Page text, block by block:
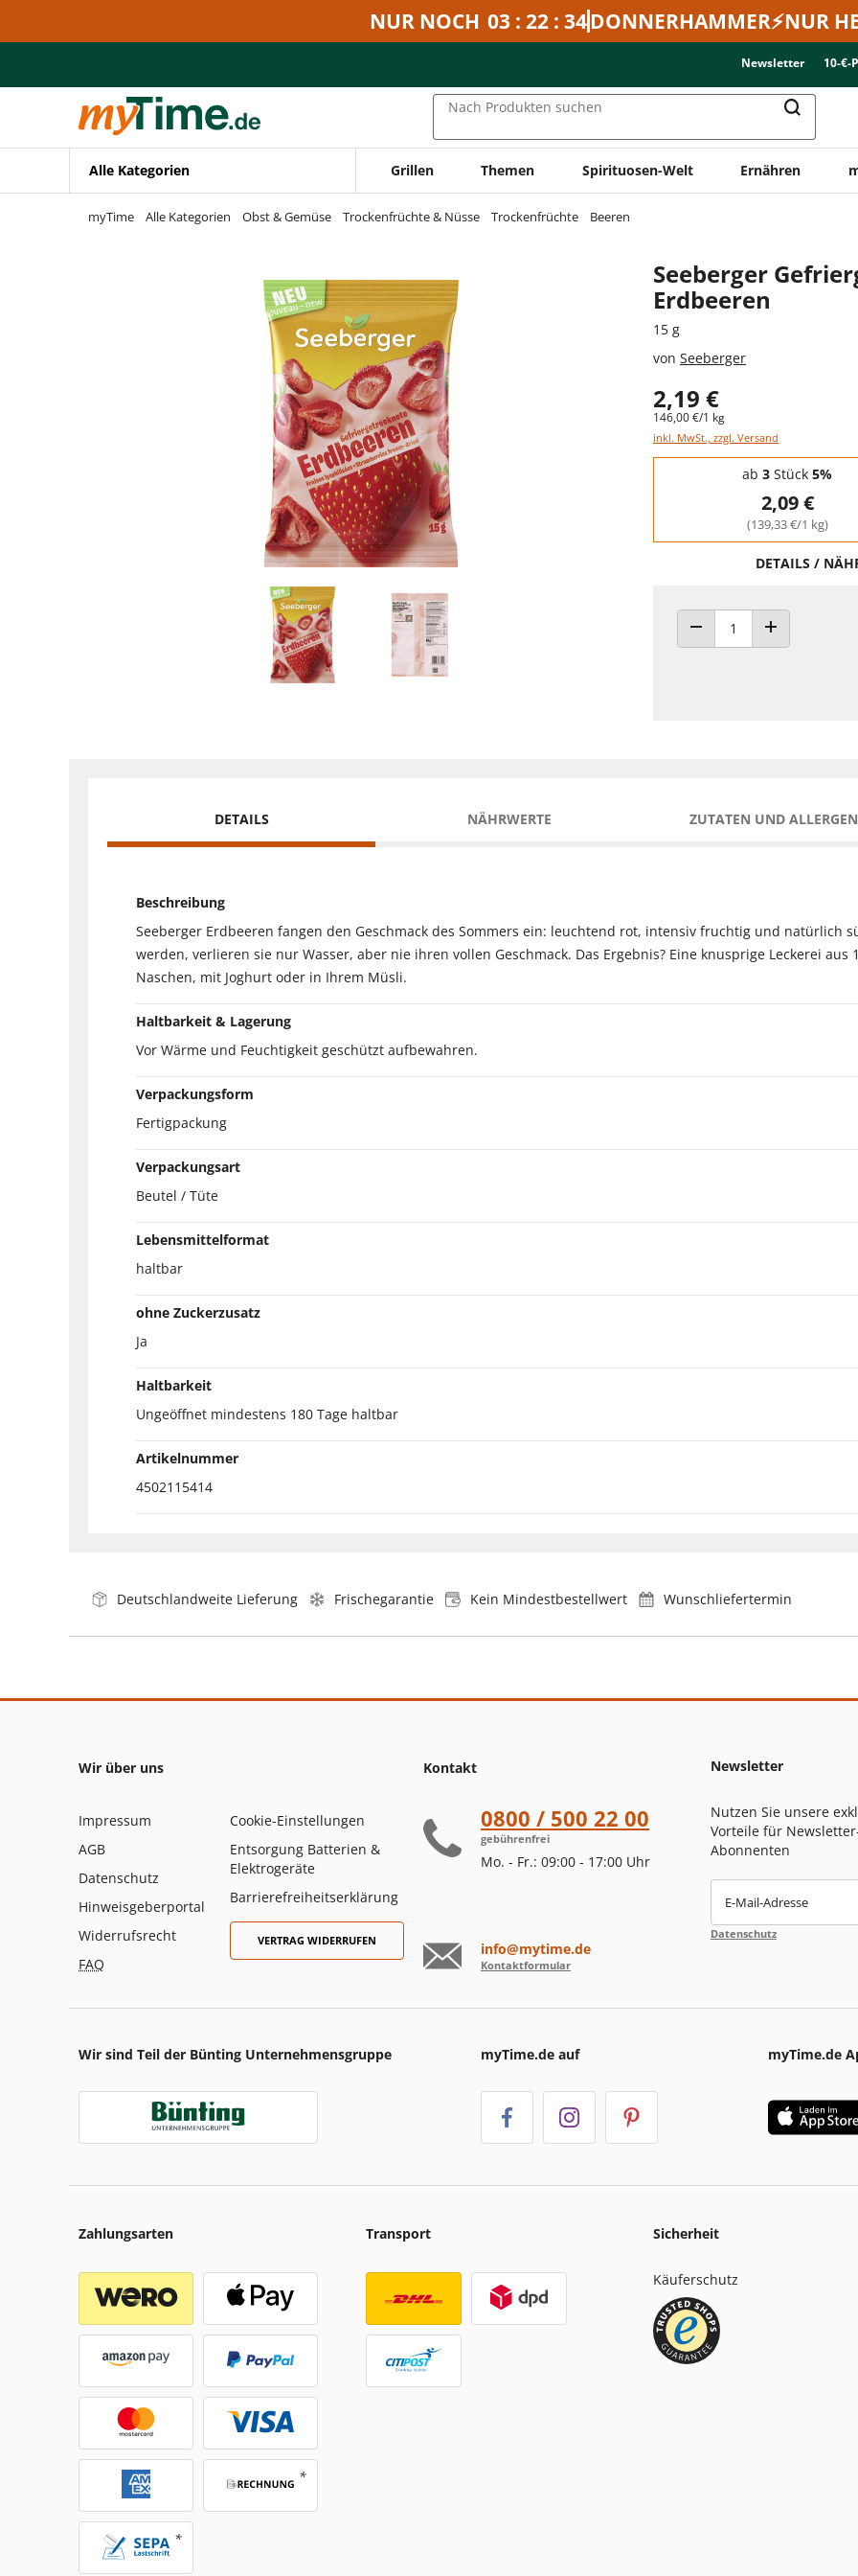
Zur Navigation springen
NUR NOCH 03 : 22 : 34DONNERHAMMER⚡NUR
Newsletter 10-€-
Nach Produkten suchen
Alle Kategorien Grillen Themen Spirituosen-Welt Ernähren
myTime Alle Kategorien Obst & Gemüse Trockenfrüchte & Nüsse Trockenfrüchte Beeren
Seeberger
Erdbeeren
15 g
von Seeberger
2,19 €
146,00 €/1 kg
inkl. MwSt., zzgl. Versand
Staffelpreise - Mengenrabatt
ab 3 Stück 5%
2,09 €
(139,33 €/1 kg)
DETAILS /
ANZAHL VERRINGERN
ANZAHL
DETAILS NÄHRWERTE ZUTATEN UND
Beschreibung
Seeberger Erdbeeren fangen den Geschmack des Sommers ein: leuchtend rot, intensiv fruchtig und natürlich
werden, verlieren sie nur Wasser, aber nie ihren vollen Geschmack. Das Ergebnis? Eine knusprige Leckerei aus
Naschen, mit Joghurt oder in Ihrem Müsli.
Haltbarkeit & Lagerung
Vor Wärme und Feuchtigkeit geschützt aufbewahren.
Verpackungsform
Fertigpackung
Verpackungsart
Beutel / Tüte
Lebensmittelformat
haltbar
ohne Zuckerzusatz
Ja
Haltbarkeit
Ungeöffnet mindestens 180 Tage haltbar
Artikelnummer
4502115414
Deutschlandweite Lieferung Frischegarantie Kein Mindestbestellwert Wunschliefertermin
Wir über uns
Impressum
AGB
Datenschutz
Hinweisgeberportal
Widerrufsrecht
FAQ
Cookie-Einstellungen
Entsorgung Batterien &
Elektrogeräte
Barrierefreiheitserklärung
VERTRAG WIDERRUFEN
Kontakt
0800 / 500 22 00
gebührenfrei
Mo. - Fr.: 09:00 - 17:00 Uhr
info@mytime.de
Kontaktformular
Newsletter
Nutzen Sie unsere
Vorteile für
Abonnenten
E-Mail-Adresse
Datenschutz
Wir sind Teil der Bünting Unternehmensgruppe myTime.de auf myTime.de
Zahlungsarten Transport Sicherheit
Käuferschutz